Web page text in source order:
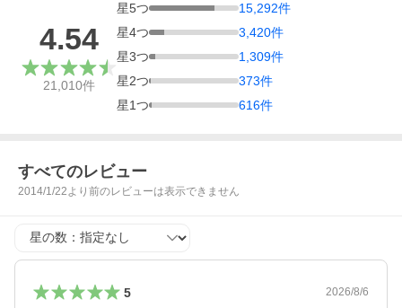
4.54
21,010件
星5つ 15,292件
星4つ 3,420件
星3つ 1,309件
星2つ 373件
星1つ 616件
すべてのレビュー
2014/1/22より前のレビューは表示できません
星の数
5
2026/8/6